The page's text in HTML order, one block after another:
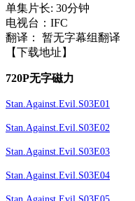
单集片长: 30分钟
电视台：IFC
翻译： 暂无字幕组翻译
【下载地址】
720P无字磁力
Stan.Against.Evil.S03E01
Stan.Against.Evil.S03E02
Stan.Against.Evil.S03E03
Stan.Against.Evil.S03E04